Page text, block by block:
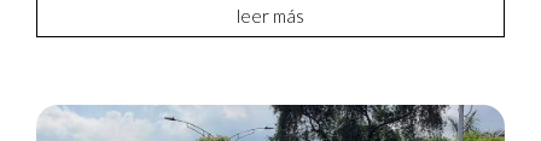
leer más